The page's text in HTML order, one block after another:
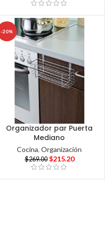
-20%
Organizador par Puerta
Mediano
Cocina,Organización
$269.00 $215.20